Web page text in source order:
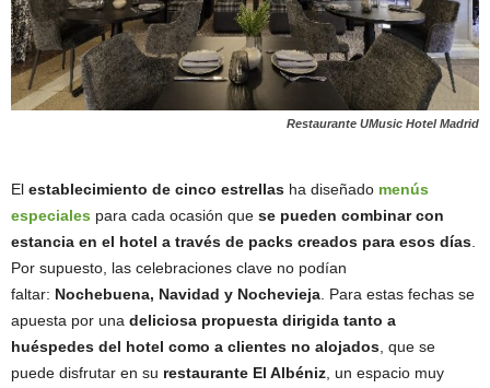
Restaurante UMusic Hotel Madrid
El establecimiento de cinco estrellas ha diseñado menús
especiales para cada ocasión que se pueden combinar con
estancia en el hotel a través de packs creados para esos días.
Por supuesto, las celebraciones clave no podían
faltar: Nochebuena, Navidad y Nochevieja. Para estas fechas se
apuesta por una deliciosa propuesta dirigida tanto a
huéspedes del hotel como a clientes no alojados, que se
puede disfrutar en su restaurante El Albéniz, un espacio muy